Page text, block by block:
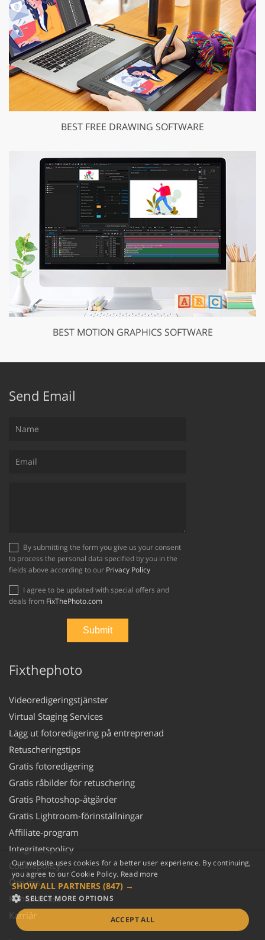
BEST FREE DRAWING SOFTWARE
BEST MOTION GRAPHICS SOFTWARE
Send Email
to process the personal data specified by you in the
fields above according to our Privacy Policy
deals from FixThePhoto.com
Fixthephoto
Videoredigeringstjänster
Virtual Staging Services
Lägg ut fotoredigering på entreprenad
Retuscheringstips
Gratis fotoredigering
Gratis råbilder för retuschering
Gratis Photoshop-åtgärder
Gratis Lightroom-förinställningar
Affiliate-program
Integritetspolicy
Cookiepolicy
Om oss
Kontakta oss
Karriär
Our website uses cookies for a better user experience. By continuing,
you agree to our Cookie Policy. Read more
SHOW ALL PARTNERS (847) →
SELECT MORE OPTIONS
ACCEPT ALL